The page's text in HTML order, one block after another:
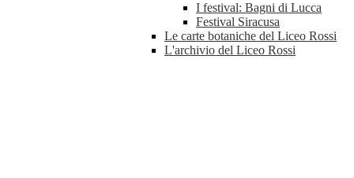
I festival: Bagni di Lucca
Festival Siracusa
Le carte botaniche del Liceo Rossi
L'archivio del Liceo Rossi